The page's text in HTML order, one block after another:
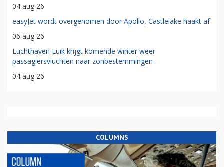
04 aug 26
easyJet wordt overgenomen door Apollo, Castlelake haakt af
06 aug 26
Luchthaven Luik krijgt komende winter weer
passagiersvluchten naar zonbestemmingen
04 aug 26
COLUMNS